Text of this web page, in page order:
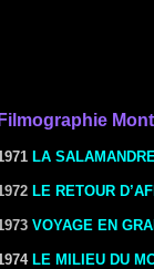
Filmographie
LA
LE RETOUR
VOYAGE EN
LE MILIEU DU